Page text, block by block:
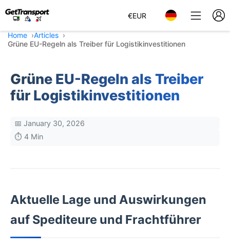
€EUR
Home
Articles
Grüne EU-Regeln als Treiber für Logistikinvestitionen
Grüne EU-Regeln als Treiber
für Logistikinvestitionen
📅 January 30, 2026
⏱️ 4 Min
Aktuelle Lage und Auswirkungen
auf Spediteure und Frachtführer